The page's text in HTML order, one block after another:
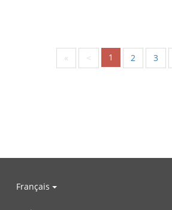
« < 1 2 3
Français